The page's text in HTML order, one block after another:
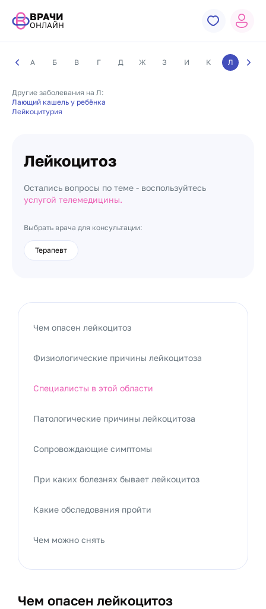
ВРАЧИ
ОНЛАЙН
А Б В Г Д Ж З И К Л М
Другие заболевания на Л:
Лающий кашель у ребёнка
Лейкоцитурия
Лейкоцитоз
Остались вопросы по теме - воспользуйтесь
услугой телемедицины.
Выбрать врача для консультации:
Терапевт
Чем опасен лейкоцитоз
Чем опасен лейкоцитоз
Физиологические причины лейкоцитоза
Специалисты в этой области
Патологические причины лейкоцитоза
Сопровождающие симптомы
При каких болезнях бывает лейкоцитоз
Какие обследования пройти
Чем можно снять